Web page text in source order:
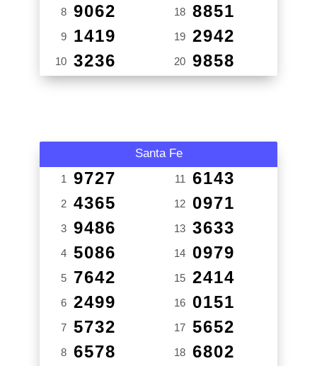
8 9062
9 1419
10 3236
18 8851
19 2942
20 9858
Santa Fe
1 9727
2 4365
3 9486
4 5086
5 7642
6 2499
7 5732
8 6578
11 6143
12 0971
13 3633
14 0979
15 2414
16 0151
17 5652
18 6802